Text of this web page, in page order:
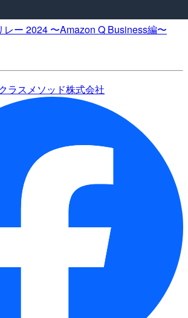
レー 2024 〜Amazon Q Business編〜
クラスメソッド株式会社